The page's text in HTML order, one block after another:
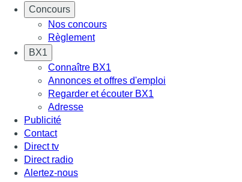
Concours
Nos concours
Règlement
BX1
Connaître BX1
Annonces et offres d'emploi
Regarder et écouter BX1
Adresse
Publicité
Contact
Direct tv
Direct radio
Alertez-nous